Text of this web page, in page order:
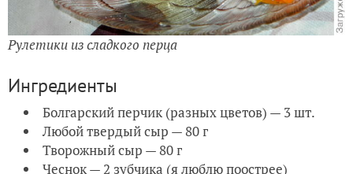
Рулетики из сладкого перца
Ингредиенты
Болгарский перчик (разных цветов) — 3 шт.
Любой твердый сыр — 80 г
Творожный сыр — 80 г
Чеснок — 2 зубчика (я люблю поострее)